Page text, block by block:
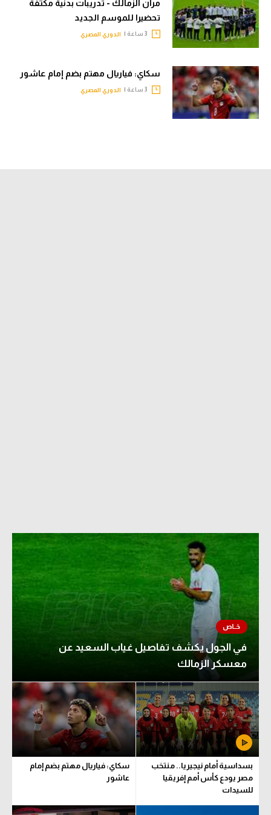
تحليل في الجول
حكايات في الجول
كويز في الجول
فيديو في الجول
مران الزمالك - تدريبات بدنية مكثفة
تحضيرا للموسم الجديد
الدوري المصري
سكاي: فياريال مهتم بضم إمام عاشور
الدوري المصري
في الجول يكشف تفاصيل غياب السعيد عن
معسكر الزمالك
بسداسية أمام نيجيريا.. منتخب
مصر يودع كأس أمم إفريقيا
للسيدات
سكاي: فياريال مهتم بضم إمام
عاشور